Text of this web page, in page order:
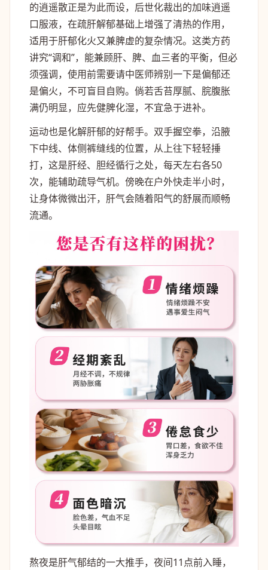
的逍遥散正是为此而设，后世化裁出的加味逍遥
口服液，在疏肝解郁基础上增强了清热的作用，
适用于肝郁化火又兼脾虚的复杂情况。这类方药
讲究“调和”，能兼顾肝、脾、血三者的平衡，但必
须强调，使用前需要请中医师辨别一下是偏郁还
是偏火，不可盲目自购。倘若舌苔厚腻、脘腹胀
满仍明显，应先健脾化湿，不宜急于进补。
运动也是化解肝郁的好帮手。双手握空拳，沿腋
下中线、体侧裤缝线的位置，从上往下轻轻捶
打，这是肝经、胆经循行之处，每天左右各50
次，能辅助疏导气机。傍晚在户外快走半小时，
让身体微微出汗，肝气会随着阳气的舒展而顺畅
流通。
熬夜是肝气郁结的一大推手，夜间11点前入睡，